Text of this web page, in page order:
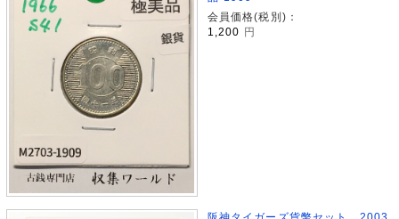
会員価格(税別)：
1,200 円
阪神タイガーズ貨幣セット 2003